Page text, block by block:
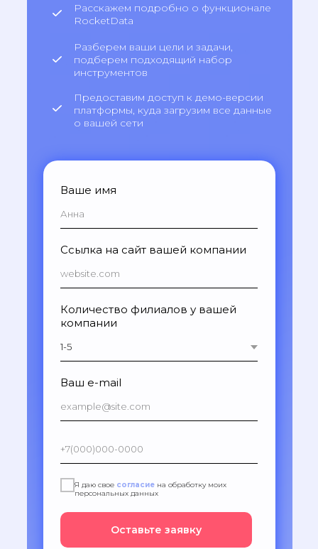
Расскажем подробно о функционале
RocketData
Разберем ваши цели и задачи,
подберем подходящий набор
инструментов
Предоставим доступ к демо-версии
платформы, куда загрузим все данные
о вашей сети
Ваше имя
Ссылка на сайт вашей компании
Количество филиалов у вашей
компании
Ваш e-mail
Я даю свое согласие на обработку моих
персональных данных
Оставьте заявку